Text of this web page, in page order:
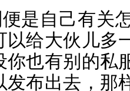
是自己有关
以给大伙儿多
你也有别的私
发布出去，那